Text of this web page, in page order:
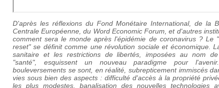
D'après les réflexions du Fond Monétaire International, de la
Centrale Européenne, du Word Economic Forum, et d'autres
comment sera le monde après l'épidémie de coronavirus ? Le
reset" se définit comme une révolution sociale et économique.
sanitaire et les restrictions de libertés, imposées au nom
"santé", esquissent un nouveau paradigme pour
bouleversements se sont, en réalité, subrepticement immiscés
vies sous bien des aspects : difficulté d'accès à la propriété
les plus modestes, banalisation des nouvelles technologies